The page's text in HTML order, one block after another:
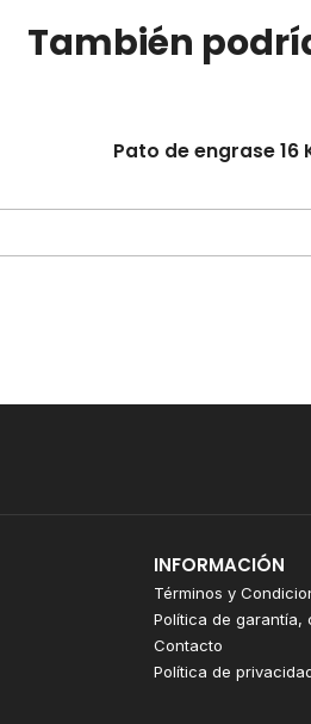
También
Pato de engrase 16
INFORMACIÓN
Términos y
Política de garantía,
Contacto
Política de